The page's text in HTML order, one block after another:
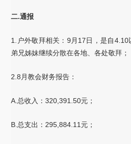
二.通报
1.户外敬拜相关：9月17日，是自4.10
弟兄姊妹继续分散在各地、各处敬拜；
2.8月教会财务报告：
A.总收入：320,391.50元；
B.总支出：295,884.11元；